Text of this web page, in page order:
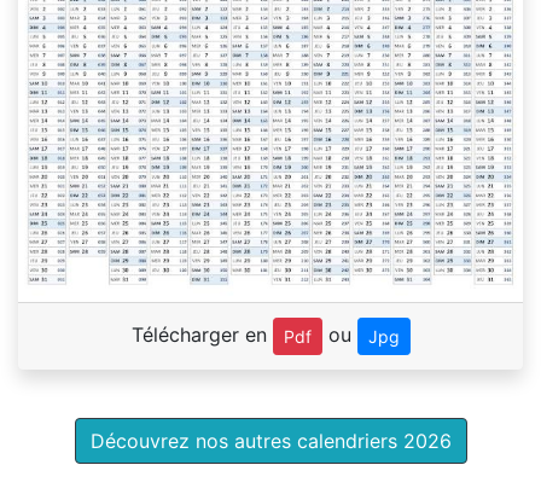
Télécharger en Pdf ou Jpg
Découvrez nos autres calendriers 2026